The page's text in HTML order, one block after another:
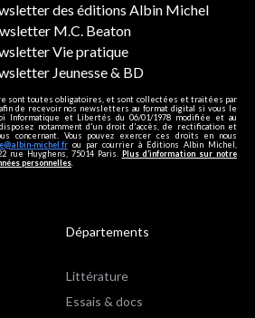
des éditions Albin Michel
M.C. Beaton
Vie pratique
Jeunesse & BD
sont toutes obligatoires, et sont collectées et traitées par
de recevoir nos newsletters au format digital si vous le
Informatique et Libertés du 06/01/1978 modifiée et au
notamment d'un droit d'accès, de rectification et
concernant. Vous pouvez exercer ces droits en nous
michel.fr ou par courrier à Editions Albin Michel,
rue Huyghens, 75014 Paris. Plus d’information sur notre
personnelles
Départements
Littérature
Essais & docs